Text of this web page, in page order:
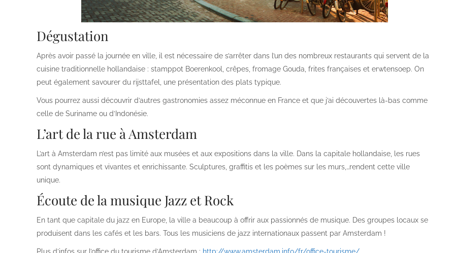
Dégustation
Après avoir passé la journée en ville, il est nécessaire de s’arrêter dans l’un des nombreux restaurants qui servent de la
cuisine traditionnelle hollandaise : stamppot Boerenkool, crêpes, fromage Gouda, frites françaises et erwtensoep. On
peut également savourer du rijsttafel, une présentation des plats typique.
Vous pourrez aussi découvrir d’autres gastronomies assez méconnue en France et que j’ai découvertes là-bas comme
celle de Suriname ou d’Indonésie.
L’art de la rue à Amsterdam
L’art à Amsterdam n’est pas limité aux musées et aux expositions dans la ville. Dans la capitale hollandaise, les rues
sont dynamiques et vivantes et enrichissante. Sculptures, graffitis et les poèmes sur les murs,…rendent cette ville
unique.
Écoute de la musique Jazz et Rock
En tant que capitale du jazz en Europe, la ville a beaucoup à offrir aux passionnés de musique. Des groupes locaux se
produisent dans les cafés et les bars. Tous les musiciens de jazz internationaux passent par Amsterdam !